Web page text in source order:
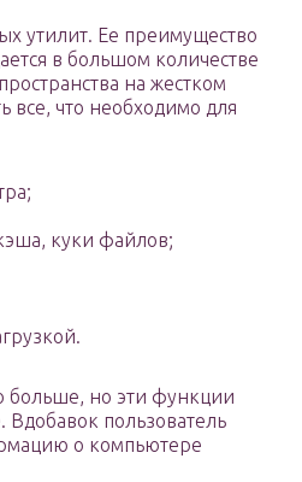
утилит. Ее преимущество
в большом количестве
на жестком
все, что необходимо для
куки файлов;
больше, но эти функции
пользователь
о компьютере